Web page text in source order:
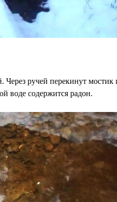
ручей перекинут
воде содержится радон.